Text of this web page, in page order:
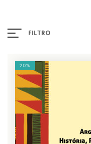
FILTRO
20%